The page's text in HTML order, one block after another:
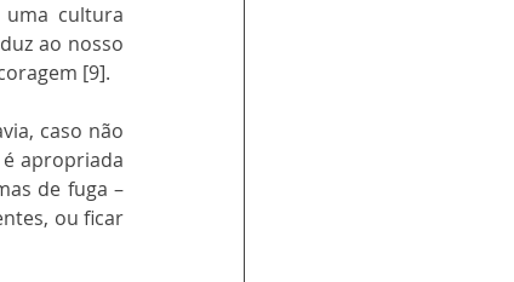
cultura
ao nosso
[9].
caso não
apropriada
de fuga –
ou ficar